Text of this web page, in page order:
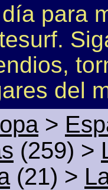
para
del
>
(259) >
(21) >